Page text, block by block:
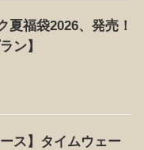
夏福袋2026、発売！
ン】
ス】タイムウェー